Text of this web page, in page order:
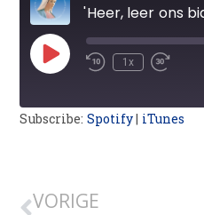
1x
Subscribe: Spotify| iTunes
VORIGE